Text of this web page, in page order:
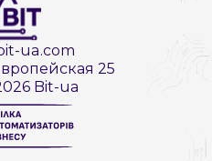
ua.com
25
Bit-ua